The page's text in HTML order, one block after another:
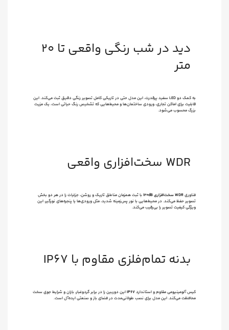
دید در شب رنگی واقعی تا ۲۰
متر
به کمک دو LED سفید پرقدرت، این مدل حتی در تاریکی کامل تصویر رنگی دقیق ثبت می‌کند. این
قابلیت برای اماکن تجاری، ورودی ساختمان‌ها و محیط‌هایی که تشخیص رنگ حیاتی است، یک مزیت
بزرگ محسوب می‌شود.
WDR سخت‌افزاری واقعی
فناوریWDR سخت‌افزاری 120dB
با ثبت همزمان مناطق تاریک و روشن، جزئیات را در هر دو بخش
تصویر حفظ می‌کند. در محیط‌هایی با نور پس‌زمینه شدید، مثل ورودی‌ها یا پنجره‌های نورگیر، این
ویژگی کیفیت تصویر را بی‌رقیب می‌کند.
بدنه تمام‌فلزی مقاوم با IP67
کیس آلومینیومی مقاوم و استانداردIP67این دوربین را در برابر گردوغبار، باران و شرایط جوی سخت
محافظت می‌کند. این مدل برای نصب طولانی‌مدت در فضای باز و صنعتی ایده‌آل است.